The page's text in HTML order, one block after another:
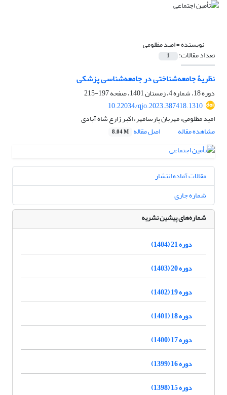
نویسنده =امید مظلومی
تعداد مقالات: 1
نظریۀ جامعه‌شناختی در جامعه‌شناسی پزشکی
دوره 18، شماره 4، زمستان 1401، صفحه
197-215
10.22034/qjo.2023.387418.1310
امید مظلومی، مهربان پارسامهر، اکبر زارع شاه آبادی
مشاهده مقاله
اصل مقاله 8.04 M
مقالات آماده انتشار
شماره جاری
شماره‌های پیشین نشریه
دوره 21 (1404)
دوره 20 (1403)
دوره 19 (1402)
دوره 18 (1401)
دوره 17 (1400)
دوره 16 (1399)
دوره 15 (1398)